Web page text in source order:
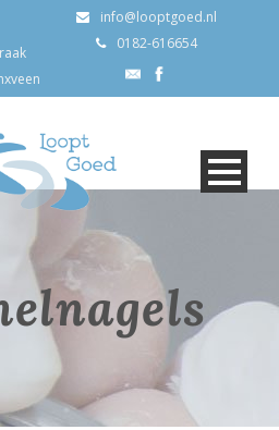
info@looptgoed.nl
0182-616654